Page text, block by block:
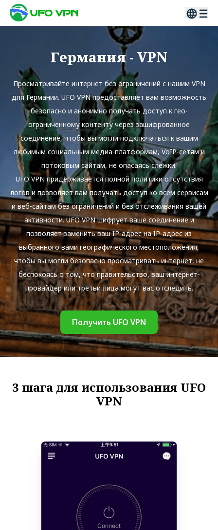
Германия- VPN
Просматривайте интернет без ограничений с нашим VPN
для Германии. UFO VPN предоставляет вам возможность
безопасно и анонимно получать доступ к гео-
ограниченному контенту через зашифрованное
соединение, чтобы вы могли подключаться к вашим
любимым социальным медиа-платформам, VoIP-сетям и
потоковым сайтам, не опасаясь слежки.
UFO VPN придерживается полной политики отсутствия
логов и позволяет вам получать доступ ко всем сервисам
и веб-сайтам без ограничений и без отслеживания вашей
активности. UFO VPN шифрует ваше соединение и
позволяет заменить ваш IP-адрес на IP-адрес из
выбранного вами географического местоположения,
чтобы вы могли безопасно просматривать интернет, не
беспокоясь о том, что правительство, ваш интернет-
провайдер или третьи лица могут вас отследить.
Получить UFO VPN
3 шага для использования UFO
VPN